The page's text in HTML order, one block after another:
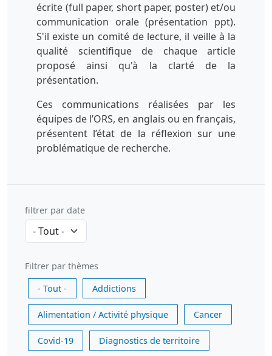
écrite (full paper, short paper, poster) et/ou
communication orale (présentation ppt).
S'il existe un comité de lecture, il veille à la
qualité scientifique de chaque article
proposé ainsi qu'à la clarté de la
présentation.
Ces communications réalisées par les
équipes de l’ORS, en anglais ou en français,
présentent l’état de la réflexion sur une
problématique de recherche.
filtrer par date
Filtrer par thèmes
- Tout -
Addictions
Alimentation / Activité physique Cancer
Covid-19 Diagnostics de territoire